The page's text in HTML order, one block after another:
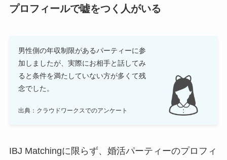
プロフィールで嘘をつく人がいる
男性側の年収制限があるパーティーに参
加しましたが、実際にお相手と話してみ
ると条件を満たしていない方が多くて残
念でした。
出典：クラウドワークスでのアンケート
IBJ Matchingに限らず、婚活パーティーのプロフィ